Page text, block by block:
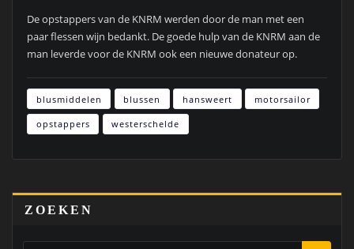
De opstappers van de KNRM werden door de man met een
paar flessen wijn bedankt. De goede hulp van de KNRM aan de
man leverde voor de KNRM ook een nieuwe donateur op.
blusmiddelen blussen hansweert motorsailor
opstappers westerschelde
ZOEKEN